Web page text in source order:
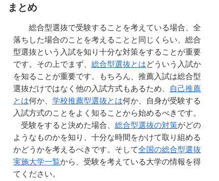
まとめ
総合型選抜で受験することを考えている場合、全
落ちした場合のことを考えることと同じくらい、総合
型選抜という入試を知り十分な対策をすることが重要
です。その上でまず、 総合型選抜とはどういう入試か
を知ることが重要です。もちろん、推薦入試は総合型
選抜だけではなく他の入試方式もあるため、
自己推薦
とは何か、 学校推薦型選抜とは何か、自身が受験する
入試方式のことをよく知ることから始めるべきです。
受験をすると決めた場合、 総合型選抜の対策がどの
ようなものかを知り、十分な時間をかけて取り組める
かどうかを考えるべきです。そして全国の総合型選抜
実施大学一覧から、受験を考えている大学の情報を得
てください。